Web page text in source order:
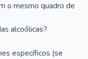
o mesmo quadro de
alcoólicas?
específicos (se